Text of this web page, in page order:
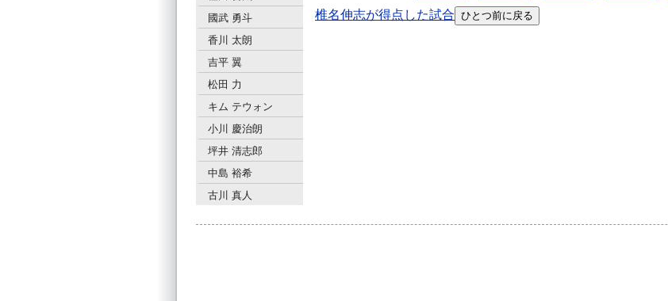
國武 勇斗
香川 太朗
吉平 翼
松田 力
キム テウォン
小川 慶治朗
坪井 清志郎
中島 裕希
古川 真人
椎名伸志が得点した試合 ひとつ前に戻る